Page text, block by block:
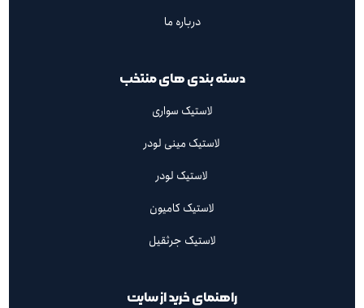
درباره ما
دسته بندی های منتخب
لاستیک سواری
لاستیک مینی لودر
لاستیک لودر
لاستیک کامیون
لاستیک جرثقیل
راهنمای خرید از سایت